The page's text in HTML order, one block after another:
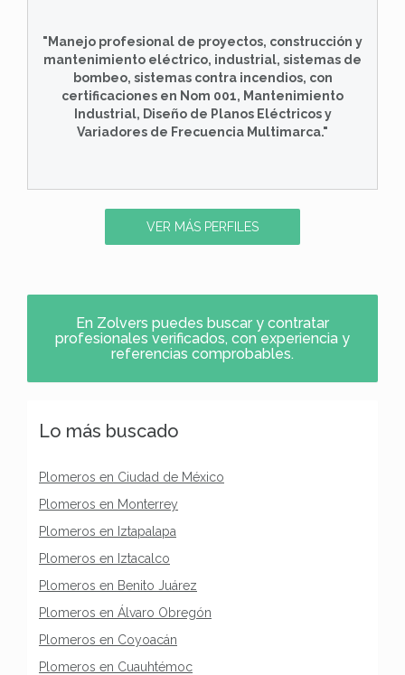
"Manejo profesional de proyectos, construcción y
mantenimiento eléctrico, industrial, sistemas de
bombeo, sistemas contra incendios, con
certificaciones en Nom 001, Mantenimiento
Industrial, Diseño de Planos Eléctricos y
Variadores de Frecuencia Multimarca."
VER MÁS PERFILES
En Zolvers puedes buscar y contratar
profesionales verificados, con experiencia y
referencias comprobables.
Lo más buscado
Plomeros en Ciudad de México
Plomeros en Monterrey
Plomeros en Iztapalapa
Plomeros en Iztacalco
Plomeros en Benito Juárez
Plomeros en Álvaro Obregón
Plomeros en Coyoacán
Plomeros en Cuauhtémoc